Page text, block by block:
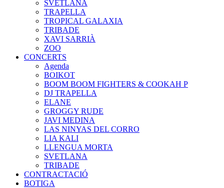
SVETLANA
TRAPELLA
TROPICAL GALAXIA
TRIBADE
XAVI SARRIÀ
ZOO
CONCERTS
Agenda
BOIKOT
BOOM BOOM FIGHTERS & COOKAH P
DJ TRAPELLA
ELANE
GROGGY RUDE
JAVI MEDINA
LAS NINYAS DEL CORRO
LIA KALI
LLENGUA MORTA
SVETLANA
TRIBADE
CONTRACTACIÓ
BOTIGA